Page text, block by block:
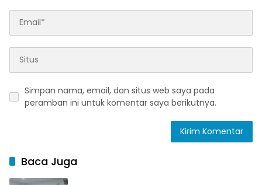
Simpan nama, email, dan situs web saya pada
peramban ini untuk komentar saya berikutnya.
Baca Juga